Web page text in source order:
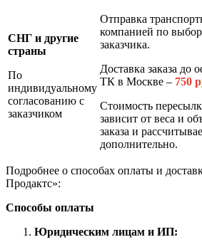
СНГ и другие
страны
По
индивидуальному
согласованию с
заказчиком
Отправка
компанией по
заказчика.
Доставка заказа до
ТК в Москве – 750
Стоимость
зависит от веса и
заказа и
дополнительно.
Подробнее о способах оплаты и
Продактс»:
Способы оплаты
Юридическим лицам и ИП: